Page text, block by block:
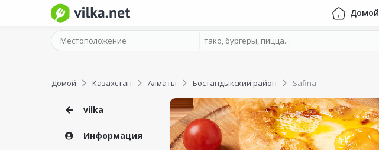
Домой
Домой Казахстан Алматы Бостандыкский район Safina
vilka
Информация